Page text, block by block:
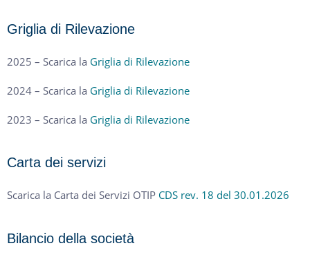
Griglia di Rilevazione
2025 – Scarica la Griglia di Rilevazione
2024 – Scarica la Griglia di Rilevazione
2023 – Scarica la Griglia di Rilevazione
Carta dei servizi
Scarica la Carta dei Servizi OTIP CDS rev. 18 del 30.01.2026
Bilancio della società